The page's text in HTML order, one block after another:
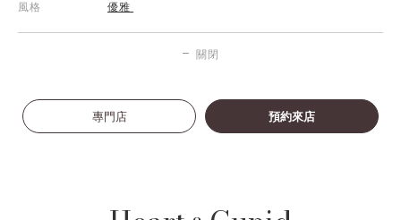
風格 優雅
關閉
專門店 預約來店